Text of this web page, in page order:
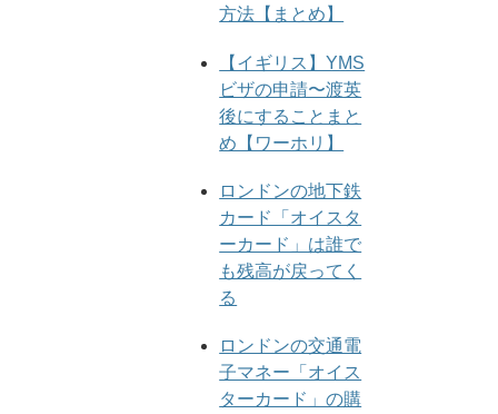
方法【まとめ】
【イギリス】YMS
ビザの申請〜渡英
後にすることまと
め【ワーホリ】
ロンドンの地下鉄
カード「オイスタ
ーカード」は誰で
も残高が戻ってく
る
ロンドンの交通電
子マネー「オイス
ターカード」の購